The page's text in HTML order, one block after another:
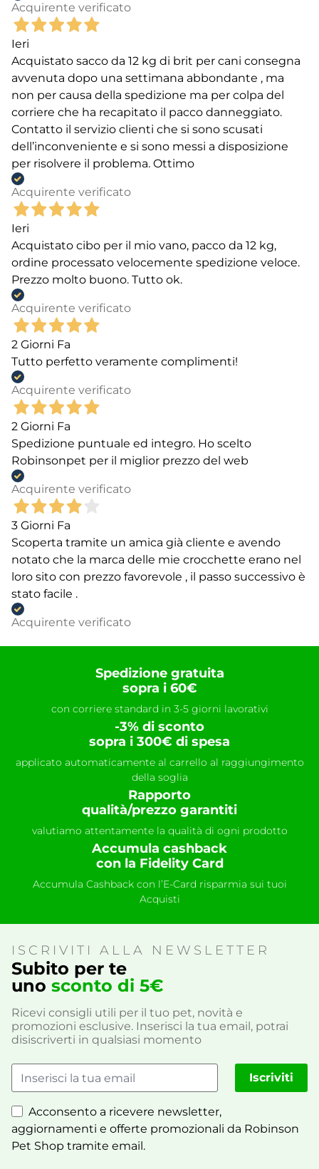
Acquirente verificato
Ieri
Acquistato sacco da 12 kg di brit per cani consegna
avvenuta dopo una settimana abbondante , ma
non per causa della spedizione ma per colpa del
corriere che ha recapitato il pacco danneggiato.
Contatto il servizio clienti che si sono scusati
dell’inconveniente e si sono messi a disposizione
per risolvere il problema. Ottimo
Acquirente verificato
Ieri
Acquistato cibo per il mio vano, pacco da 12 kg,
ordine processato velocemente spedizione veloce.
Prezzo molto buono. Tutto ok.
Acquirente verificato
2 Giorni Fa
Tutto perfetto veramente complimenti!
Acquirente verificato
2 Giorni Fa
Spedizione puntuale ed integro. Ho scelto
Robinsonpet per il miglior prezzo del web
Acquirente verificato
3 Giorni Fa
Scoperta tramite un amica già cliente e avendo
notato che la marca delle mie crocchette erano nel
loro sito con prezzo favorevole , il passo successivo è
stato facile .
Acquirente verificato
Spedizione gratuita
sopra i 60€
con corriere standard in 3-5 giorni lavorativi
-3% di sconto
sopra i 300€ di spesa
applicato automaticamente al carrello al raggiungimento
della soglia
Rapporto
qualità/prezzo garantiti
valutiamo attentamente la qualità di ogni prodotto
Accumula cashback
con la Fidelity Card
Accumula Cashback con l’E-Card risparmia sui tuoi
Acquisti
ISCRIVITI ALLA NEWSLETTER
Subito per te
uno sconto di 5€
Ricevi consigli utili per il tuo pet, novità e
promozioni esclusive. Inserisci la tua email, potrai
disiscriverti in qualsiasi momento
Acconsento a ricevere newsletter,
aggiornamenti e offerte promozionali da Robinson
Pet Shop tramite email.
Iscriviti